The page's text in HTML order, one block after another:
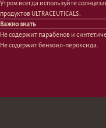
Утром всегда используйте
продуктов ULTRACEUTICALS.
Важно знать
Не содержит парабенов и
Не содержит бензоил-пероксида.
Тонизация
Восстановление
Маски и патчи
Уход за губами
Декоротивная косметика
Кондиционеры/бальзамы